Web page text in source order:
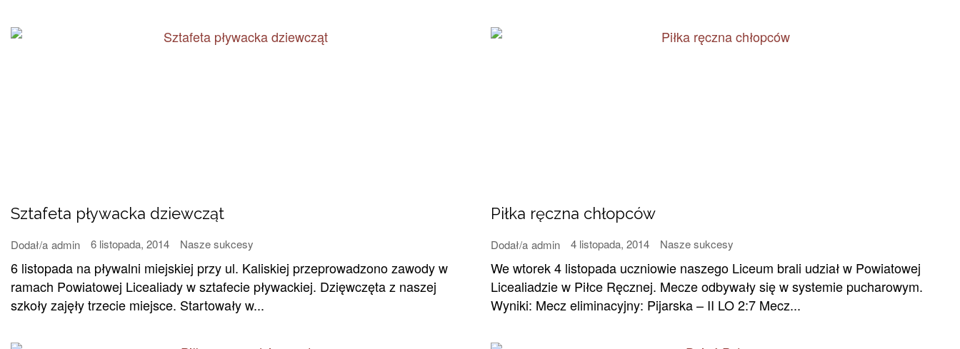
Sztafeta pływacka dziewcząt
Dodał/a admin 6 listopada, 2014 Nasze sukcesy
6 listopada na pływalni miejskiej przy ul. Kaliskiej przeprowadzono zawody w
ramach Powiatowej Licealiady w sztafecie pływackiej. Dzięwczęta z naszej
szkoły zajęły trzecie miejsce. Startowały w...
Piłka ręczna chłopców
Dodał/a admin 4 listopada, 2014 Nasze sukcesy
We wtorek 4 listopada uczniowie naszego Liceum brali udział w Powiatowej
Licealiadzie w Piłce Ręcznej. Mecze odbywały się w systemie pucharowym.
Wyniki: Mecz eliminacyjny: Pijarska – II LO 2:7 Mecz...